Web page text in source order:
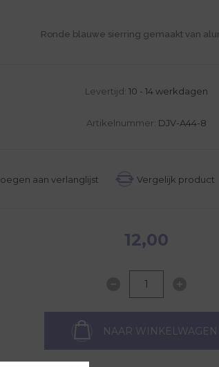
Ronde blauwe sierring gemaakt van
Levertijd: 10 - 14 werkdagen
Artikelnummer: DJV-A44-8
12,00
NAAR WINKELWAGEN